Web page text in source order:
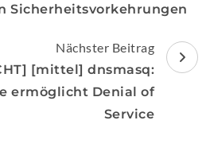
Sicherheitsvorkehrungen
Nächster Beitrag
[mittel] dnsmasq:
ermöglicht Denial of
Service